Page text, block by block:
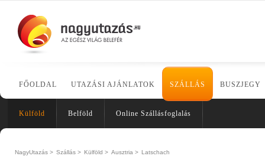
FŐOLDAL UTAZÁSI AJÁNLATOK SZÁLLÁS BUSZJEGY
Külföld Belföld Online Szállásfoglalás
NagyUtazás > Szállás > Külföld > Ausztria > Latschach